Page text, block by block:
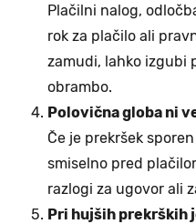
Plačilni nalog,
rok za plačilo ali
zamudi, lahko izgubi
obrambo.
Polovična globa ni
Če je prekršek
smiselno pred
razlogi za ugovor ali
Pri hujših prekrških